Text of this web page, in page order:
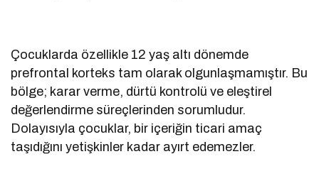
Çocuklarda özellikle 12 yaş altı dönemde
prefrontal korteks tam olarak olgunlaşmamıştır. Bu
bölge; karar verme, dürtü kontrolü ve eleştirel
değerlendirme süreçlerinden sorumludur.
Dolayısıyla çocuklar, bir içeriğin ticari amaç
taşıdığını yetişkinler kadar ayırt edemezler.